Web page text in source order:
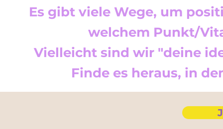
Es gibt viele Wege, um
welchem Punkt/
Vielleicht sind wir "deine
Finde es heraus, in